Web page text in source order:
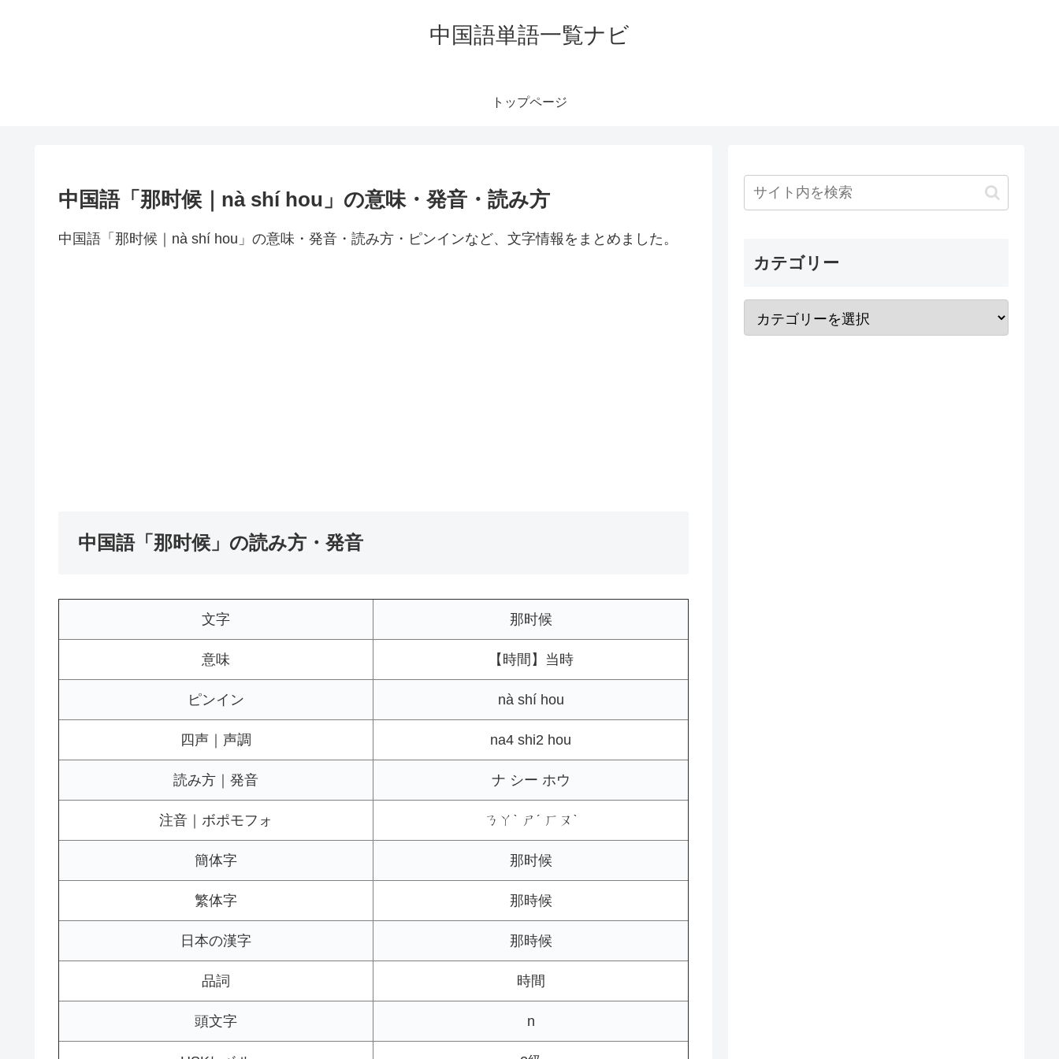
中国語単語一覧ナビ
トップページ
中国語「那时候｜nà shí hou」の意味・発音・読み方
中国語「那时候｜nà shí hou」の意味・発音・読み方・ピンインなど、文字情報をまとめました。
中国語「那时候」の読み方・発音
文字 那时候
意味 【時間】当時
ピンイン nà shí hou
四声｜声調 na4 shi2 hou
読み方｜発音 ナ シー ホウ
注音｜ボポモフォ ㄋㄚˋ ㄕˊ ㄏㄡˋ
簡体字 那时候
繁体字 那時候
日本の漢字 那時候
品詞 時間
頭文字 n
カテゴリー